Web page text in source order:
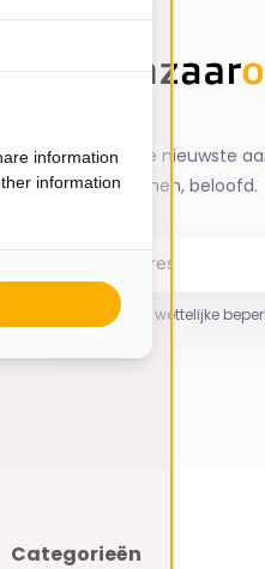
Ontvang de nieuwste
niet spammen, beloofd.
* Lees hier de wettelijke
Categorieën
information
information